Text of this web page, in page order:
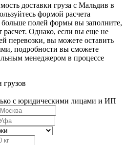
доставки груза с Мальдив в
формой расчета
полей формы вы заполните,
расчет. Однако, если вы еще не
перевозки, вы можете оставить
подробности вы сможете
менеджером в процессе
грузов
с юридическими лицами и ИП